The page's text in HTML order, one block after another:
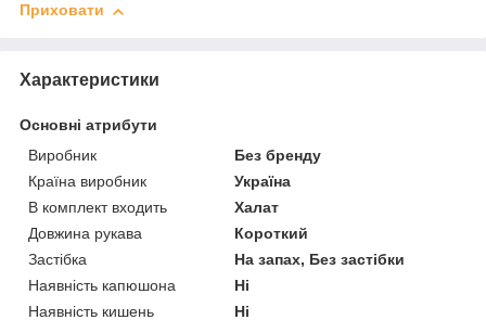
Приховати
Характеристики
Основні атрибути
Виробник
Без бренду
Країна виробник
Україна
В комплект входить
Халат
Довжина рукава
Короткий
Застібка
На запах, Без застібки
Наявність капюшона
Ні
Наявність кишень
Ні